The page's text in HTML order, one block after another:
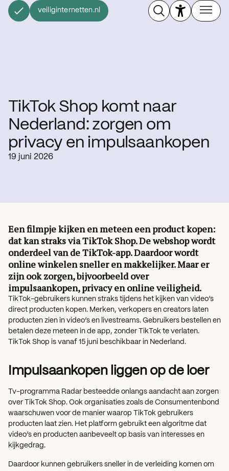
veiliginternetten.nl
TikTok Shop komt naar
Nederland: zorgen om
privacy en impulsaankopen
19 juni 2026
Een filmpje kijken en meteen een product kopen:
dat kan straks via TikTok Shop. De webshop wordt
onderdeel van de TikTok-app. Daardoor wordt
online winkelen sneller en makkelijker. Maar er
zijn ook zorgen, bijvoorbeeld over
impulsaankopen, privacy en online veiligheid.
TikTok-gebruikers kunnen straks tijdens het kijken van video’s
direct producten kopen. Merken, verkopers en creators laten
producten zien in video’s en livestreams. Gebruikers bestellen en
betalen deze meteen in de app, zonder TikTok te verlaten.
TikTok Shop is vanaf 15 juni beschikbaar in Nederland.
Impulsaankopen liggen op de loer
Tv-programma Radar besteedde onlangs aandacht aan zorgen
over TikTok Shop. Ook organisaties zoals de Consumentenbond
waarschuwen voor de manier waarop TikTok gebruikers
producten laat zien. Het platform gebruikt een algoritme dat
video’s en producten aanbeveelt op basis van interesses en
kijkgedrag.
Daardoor kunnen gebruikers sneller in de verleiding komen om